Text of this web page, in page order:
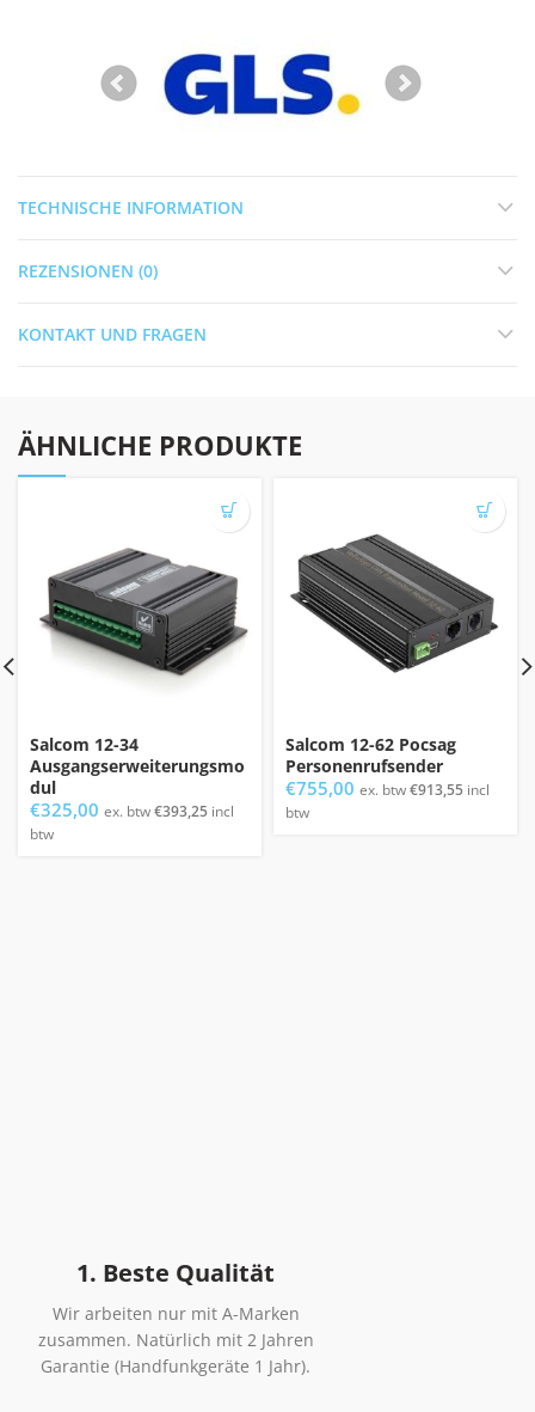
TECHNISCHE INFORMATION
REZENSIONEN (0)
KONTAKT UND FRAGEN
ÄHNLICHE PRODUKTE
Salcom 12-34
Ausgangserweiterungsmo
dul
€325,00 ex. btw€393,25 incl
btw
Salcom 12-62 Pocsag
Personenrufsender
€755,00 ex. btw€913,55 incl
btw
1. Beste Qualität
Wir arbeiten nur mit A-Marken
zusammen. Natürlich mit 2 Jahren
Garantie (Handfunkgeräte 1 Jahr).